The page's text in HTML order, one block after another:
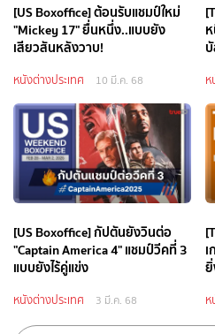
[US Boxoffice] ต้อนรับแชมป์ใหม่
"Mickey 17" ยื่นหนึ่ง..แบบยัง
เสียวสันหลังวาบ!
หนังต่างประเทศ 10 มี.ค. 68 ห
[US Boxoffice] กัปตันยังวินต่อ
"Captain America 4" แชมป์วีคที่ 3
แบบยังไร้คู่แข่ง
หนังต่างประเทศ 3 มี.ค. 68 ห